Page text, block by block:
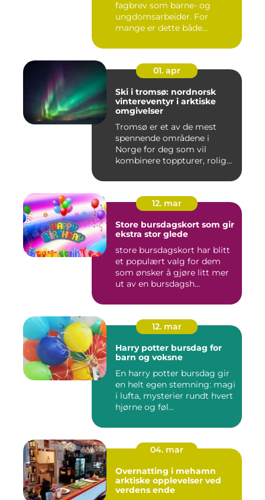
fagbrev som barne- og
ungdomsarbeider. For
mange er dette både
01. apr
Ski i tromsø: nordnorsk
vintereventyr i arktiske
omgivelser
Tromsø er et av de mest
spennende områdene i
Norge for deg som vil
kombinere toppturer, rolig
12. mar
Store bursdagskort som gir
ekstra stor glede
store bursdagskort har blitt
et populært valg for dem
som ønsker å gjøre litt mer
ut av en bursdagsh...
12. mar
Harry potter bursdag for
barn og voksne
En harry potter bursdag gir
en helt egen stemning: magi
i lufta, mysterier rundt hvert
hjørne og føl...
04. mar
Overnatting i mehamn
arktiske opplevelser ved
verdens ende